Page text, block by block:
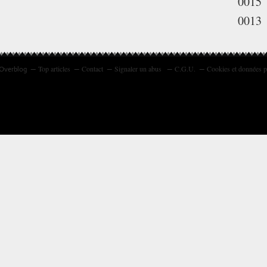
0013
Top articles Contact Signaler un abus C.G.U. Cookies et données